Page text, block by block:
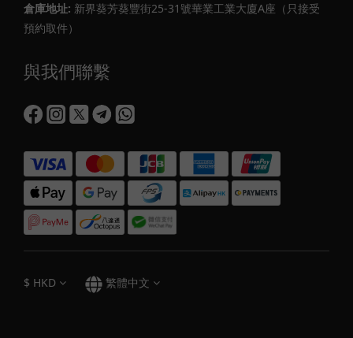
倉庫地址: 新界葵芳葵豐街25-31號華業工業大廈A座（只接受
預約取件）
與我們聯繫
$ HKD 繁體中文